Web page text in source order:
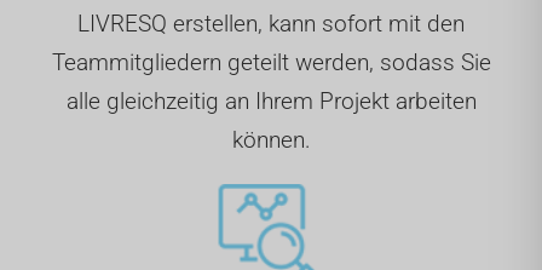
LIVRESQ erstellen, kann sofort mit den
Teammitgliedern geteilt werden, sodass Sie
alle gleichzeitig an Ihrem Projekt arbeiten
können.